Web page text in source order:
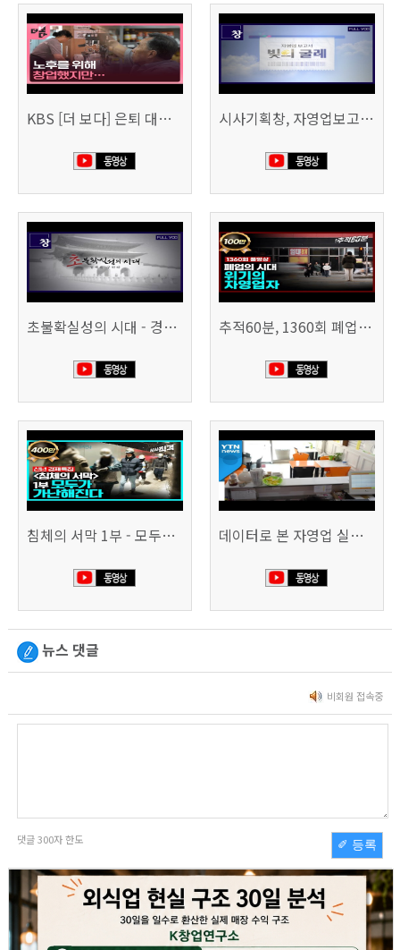
KBS [더 보다] 은퇴 대신 폐업 시사기획창, 자영업보고서 빚의 굴레 507회 (KBS 25.6.10)
초불확실성의 시대 - 경제를 구하라 494회 (KBS 25.2.11) 추적60분, 1360회 폐업의 시대, 위기의 자영업자
침체의 서막 1부 - 모두가 가난해진다 | 시사직격 신년특집 데이터로 본 자영업 실태 - 매출 '뚝', 장수 업소도 '휘청'
뉴스 댓글
비회원 접속중
댓글300자 한도 ✐ 등록